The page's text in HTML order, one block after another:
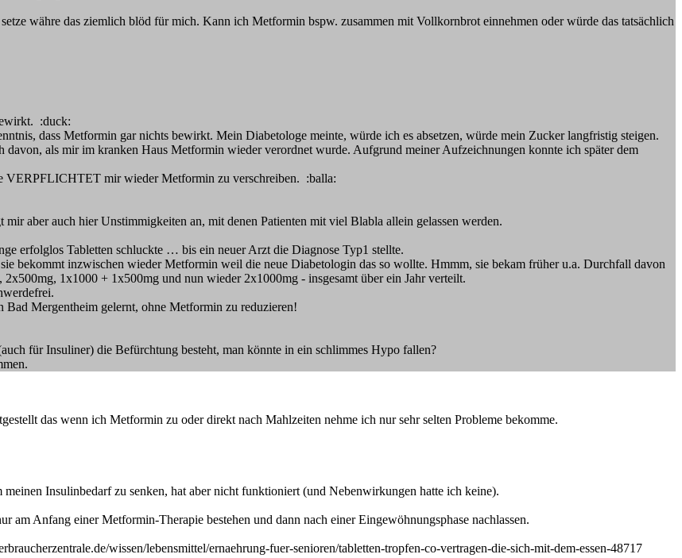
währe das ziemlich blöd für mich. Kann ich Metformin bspw. zusammen mit Vollkornbrot einnehmen oder würde das tatsächlich
:duck:
dass Metformin gar nichts bewirkt. Mein Diabetologe meinte, würde ich es absetzen, würde mein Zucker langfristig steigen.
davon, als mir im kranken Haus Metformin wieder verordnet wurde. Aufgrund meiner Aufzeichnungen konnte ich später dem
VERPFLICHTET mir wieder Metformin zu verschreiben. :balla:
aber auch hier Unstimmigkeiten an, mit denen Patienten mit viel Blabla allein gelassen werden.
erfolglos Tabletten schluckte … bis ein neuer Arzt die Diagnose Typ1 stellte.
bekommt inzwischen wieder Metformin weil die neue Diabetologin das so wollte. Hmmm, sie bekam früher u.a. Durchfall davon
1x1000 + 1x500mg und nun wieder 2x1000mg - insgesamt über ein Jahr verteilt.
Mergentheim gelernt, ohne Metformin zu reduzieren!
für Insuliner) die Befürchtung besteht, man könnte in ein schlimmes Hypo fallen?
das wenn ich Metformin zu oder direkt nach Mahlzeiten nehme ich nur sehr selten Probleme bekomme.
Insulinbedarf zu senken, hat aber nicht funktioniert (und Nebenwirkungen hatte ich keine).
am Anfang einer Metformin-Therapie bestehen und dann nach einer Eingewöhnungsphase nachlassen.
wissen/lebensmittel/ernaehrung-fuer-senioren/tabletten-tropfen-co-vertragen-die-sich-mit-dem-essen-48717